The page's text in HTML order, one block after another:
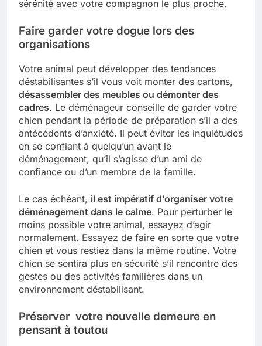
sérénité avec votre compagnon le plus proche.
Faire garder votre dogue lors des
organisations
Votre animal peut développer des tendances
déstabilisantes s’il vous voit monter des cartons,
désassembler des meubles ou démonter des
cadres. Le déménageur conseille de garder votre
chien pendant la période de préparation s’il a des
antécédents d’anxiété. Il peut éviter les inquiétudes
en se confiant à quelqu’un avant le
déménagement, qu’il s’agisse d’un ami de
confiance ou d’un membre de la famille.
Le cas échéant, il est impératif d’organiser votre
déménagement dans le calme. Pour perturber le
moins possible votre animal, essayez d’agir
normalement. Essayez de faire en sorte que votre
chien et vous restiez dans la même routine. Votre
chien se sentira plus en sécurité s’il rencontre des
gestes ou des activités familières dans un
environnement déstabilisant.
Préserver votre nouvelle demeure en
pensant à toutou